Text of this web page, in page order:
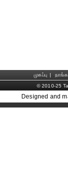
முகப்பு |
© 2010-25
Designed and